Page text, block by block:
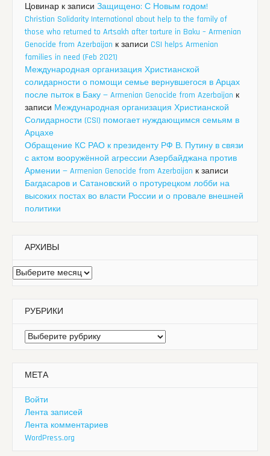
Цовинар к записи Защищено: С Новым годом!
Christian Solidarity International about help to the family of
those who returned to Artsakh after torture in Baku – Armenian
Genocide from Azerbaijan к записи CSI helps Armenian
families in need (Feb 2021)
Международная организация Христианской
солидарности о помощи семье вернувшегося в Арцах
после пыток в Баку — Armenian Genocide from Azerbaijan к
записи Международная организация Христианской
Солидарности (CSI) помогает нуждающимся семьям в
Арцахе
Обращение КС РАО к президенту РФ В. Путину в связи
с актом вооружённой агрессии Азербайджана против
Армении — Armenian Genocide from Azerbaijan к записи
Багдасаров и Сатановский о протурецком лобби на
высоких постах во власти России и о провале внешней
политики
АРХИВЫ
Архивы
РУБРИКИ
Рубрики
МЕТА
Войти
Лента записей
Лента комментариев
WordPress.org